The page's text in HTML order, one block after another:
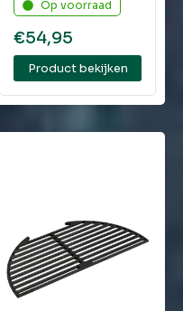
Op voorraad
€54,95
Product bekijken